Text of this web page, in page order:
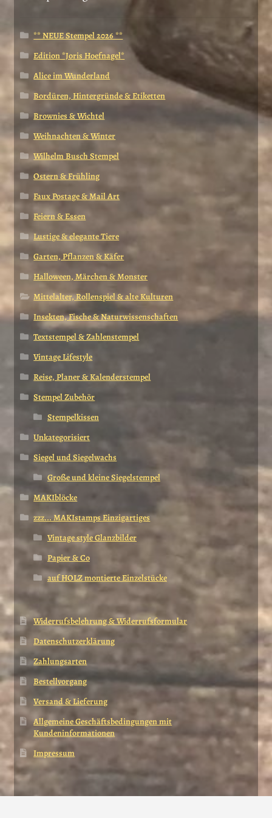
** NEUE Stempel 2026 **
Edition *Joris Hoefnagel*
Alice im Wunderland
Bordüren, Hintergründe & Etiketten
Brownies & Wichtel
Weihnachten & Winter
Wilhelm Busch Stempel
Ostern & Frühling
Faux Postage & Mail Art
Feiern & Essen
Lustige & elegante Tiere
Garten, Pflanzen & Käfer
Halloween, Märchen & Monster
Mittelalter, Rollenspiel & alte Kulturen
Insekten, Fische & Naturwissenschaften
Textstempel & Zahlenstempel
Vintage Lifestyle
Reise, Planer & Kalenderstempel
Stempel Zubehör
Stempelkissen
Unkategorisiert
Siegel und Siegelwachs
Große und kleine Siegelstempel
MAKIblöcke
zzz... MAKIstamps Einzigartiges
Vintage style Glanzbilder
Papier & Co
auf HOLZ montierte Einzelstücke
Widerrufsbelehrung & Widerrufsformular
Datenschutzerklärung
Zahlungsarten
Bestellvorgang
Versand & Lieferung
Allgemeine Geschäftsbedingungen mit
Kundeninformationen
Impressum